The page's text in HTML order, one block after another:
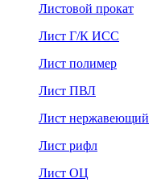
Листовой прокат
Лист Г/К ИСС
Лист полимер
Лист ПВЛ
Лист нержавеющий
Лист рифл
Лист ОЦ